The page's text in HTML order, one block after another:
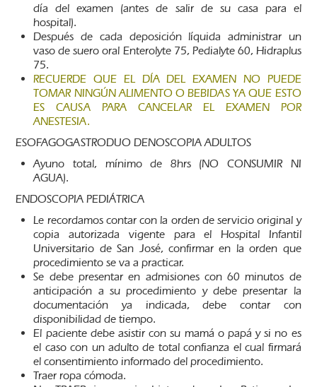
día del examen (antes de salir de su casa para el
hospital).
Después de cada deposición líquida administrar un
vaso de suero oral Enterolyte 75, Pedialyte 60, Hidraplus
75.
RECUERDE QUE EL DÍA DEL EXAMEN NO PUEDE
TOMAR NINGÚN ALIMENTO O BEBIDAS YA QUE ESTO
ES CAUSA PARA CANCELAR EL EXAMEN POR
ANESTESIA.
ESOFAGOGASTRODUO DENOSCOPIA ADULTOS
Ayuno total, mínimo de 8hrs (NO CONSUMIR NI
AGUA).
ENDOSCOPIA PEDIÁTRICA
Le recordamos contar con la orden de servicio original y
copia autorizada vigente para el Hospital Infantil
Universitario de San José, confirmar en la orden que
procedimiento se va a practicar.
Se debe presentar en admisiones con 60 minutos de
anticipación a su procedimiento y debe presentar la
documentación ya indicada, debe contar con
disponibilidad de tiempo.
El paciente debe asistir con su mamá o papá y si no es
el caso con un adulto de total confianza el cual firmará
el consentimiento informado del procedimiento.
Traer ropa cómoda.